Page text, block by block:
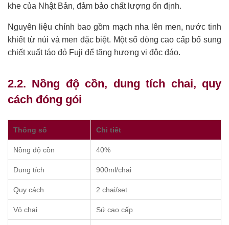
khe của Nhật Bản, đảm bảo chất lượng ổn định.
Nguyên liệu chính bao gồm mạch nha lên men, nước tinh
khiết từ núi và men đặc biệt. Một số dòng cao cấp bổ sung
chiết xuất táo đỏ Fuji để tăng hương vị độc đáo.
2.2. Nồng độ cồn, dung tích chai, quy
cách đóng gói
Thông số Chi tiết
Nồng độ cồn 40%
Dung tích 900ml/chai
Quy cách 2 chai/set
Vỏ chai Sứ cao cấp